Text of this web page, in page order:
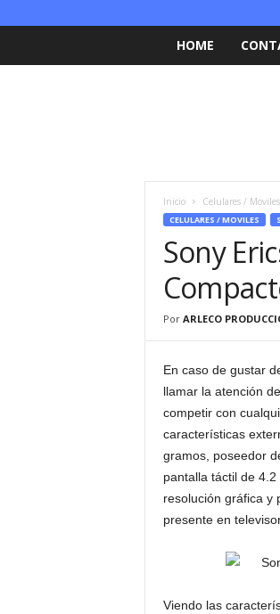
HOME
Inicio Celulares / Moviles
CELULARES / MOVILES
Sony
Por ARLECO
En caso de gustar
llamar la atención
competir con
características
gramos, poseedor
pantalla táctil de
resolución gráfica y
presente en
Viendo las